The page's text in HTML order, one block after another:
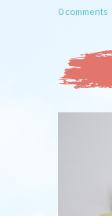
0 comments